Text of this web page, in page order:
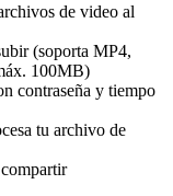
de video al
(soporta MP4,
100MB)
contraseña y tiempo
tu archivo de